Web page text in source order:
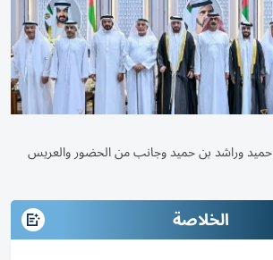
وراشد بن حميد وجانب من الحضور والعريس
الخلاصة